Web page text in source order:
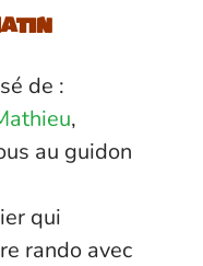
de :
,
au guidon
qui
rando avec